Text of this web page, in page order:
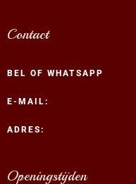
Contact
BEL OF WHATSAPP
E-MAIL:
ADRES:
Openingstijden